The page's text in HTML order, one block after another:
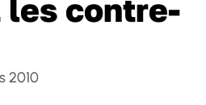
contre-
2010